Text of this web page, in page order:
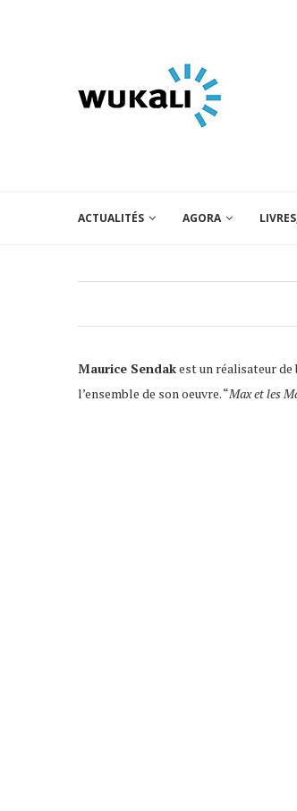
ACTUALITÉS AGORA
Maurice Sendakest un réalisateur de
l’ensemble de son oeuvre. “Max et les